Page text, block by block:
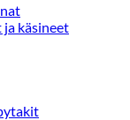
käsineet